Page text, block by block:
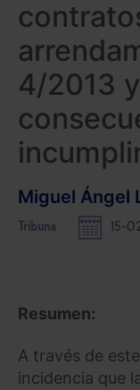
4/2013
Miguel Ángel
Tribuna 15-
Resumen:
A través de
incidencia que